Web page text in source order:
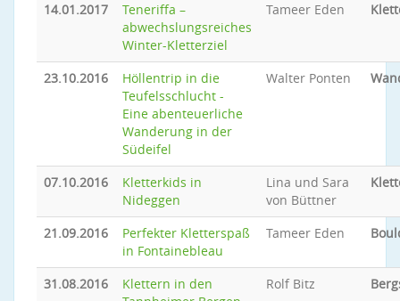
14.01.2017
Teneriffa –
abwechslungsreiches
Winter-Kletterziel
Tameer Eden
23.10.2016
Höllentrip in die
Teufelsschlucht -
Eine abenteuerliche
Wanderung in der
Südeifel
Walter Ponten
07.10.2016
Kletterkids in
Nideggen
Lina und Sara
von Büttner
21.09.2016
Perfekter Kletterspaß
in Fontainebleau
Tameer Eden
31.08.2016
Klettern in den
Rolf Bitz